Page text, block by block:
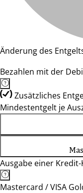
Änderung des
Bezahlen mit der
Zusätzliches
Mindestentgelt je
Ausgabe einer
Mastercard / VISA